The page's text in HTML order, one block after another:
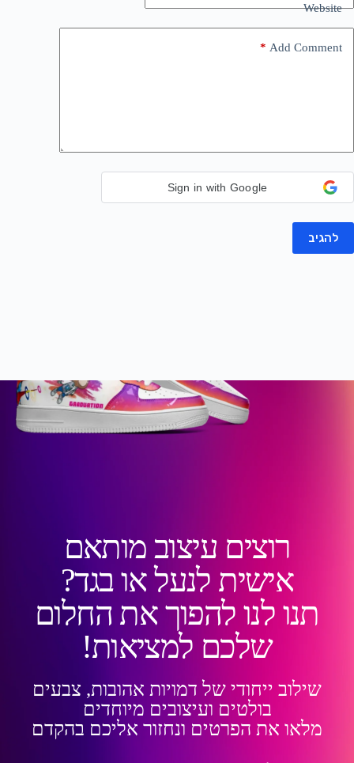
Website
Add Comment
*
Sign in with Google
להגיב
רוצים עיצוב מותאם
אישית לנעל או בגד?
תנו לנו להפוך את החלום
שלכם למציאות!
שילוב ייחודי של דמויות אהובות, צבעים
בולטים ועיצובים מיוחדים
מלאו את הפרטים ונחזור אליכם בהקדם